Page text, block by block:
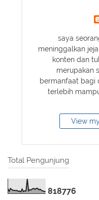
saya
meninggalkan
konten dan
merupakan
bermanfaat bagi
terlebih
View
Total Pengunjung
818776